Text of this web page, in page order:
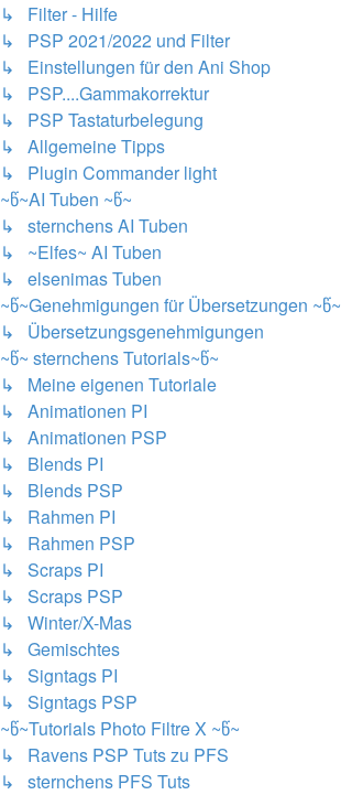
↳ Filter - Hilfe
↳ PSP 2021/2022 und Filter
↳ Einstellungen für den Ani Shop
↳ PSP....Gammakorrektur
↳ PSP Tastaturbelegung
↳ Allgemeine Tipps
↳ Plugin Commander light
~წ~AI Tuben ~წ~
↳ sternchens AI Tuben
↳ ~Elfes~ AI Tuben
↳ elsenimas Tuben
~წ~Genehmigungen für Übersetzungen ~წ~
↳ Übersetzungsgenehmigungen
~წ~ sternchens Tutorials~წ~
↳ Meine eigenen Tutoriale
↳ Animationen PI
↳ Animationen PSP
↳ Blends PI
↳ Blends PSP
↳ Rahmen PI
↳ Rahmen PSP
↳ Scraps PI
↳ Scraps PSP
↳ Winter/X-Mas
↳ Gemischtes
↳ Signtags PI
↳ Signtags PSP
~წ~Tutorials Photo Filtre X ~წ~
↳ Ravens PSP Tuts zu PFS
↳ sternchens PFS Tuts